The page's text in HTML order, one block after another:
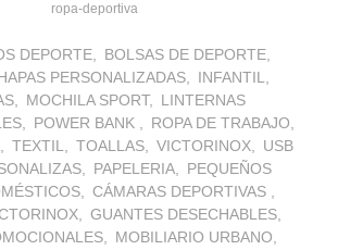
ropa-deportiva
DEPORTE
BOLSAS DE DEPORTE
PERSONALIZADAS
INFANTIL
MOCHILA SPORT
LINTERNAS
POWER BANK
ROPA DE TRABAJO
TEXTIL TOALLAS VICTORINOX
USB
PAPELERIA
PEQUEÑOS
CÁMARAS DEPORTIVAS
GUANTES DESECHABLES
MOBILIARIO URBANO